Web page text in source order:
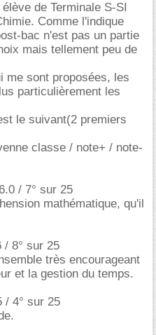
de Terminale S-SI
Comme l'indique
bac n'est pas un partie
mais tellement peu de
me sont proposées, les
particulièrement les
le suivant(2 premiers
classe / note+ / note-
/ 7° sur 25
mathématique, qu'il
/ 8° sur 25
très encourageant
et la gestion du temps.
/ 4° sur 25